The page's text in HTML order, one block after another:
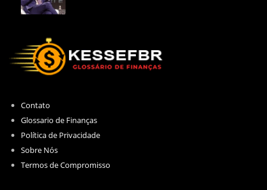
Contato
Glossario de Finanças
Política de Privacidade
Sobre Nós
Termos de Compromisso